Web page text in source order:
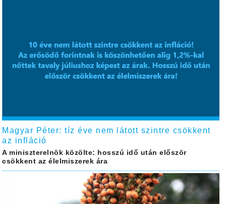
Magyar Péter: tíz éve nem látott szintre csökkent
az infláció
A miniszterelnök közölte: hosszú idő után először
csökkent az élelmiszerek ára